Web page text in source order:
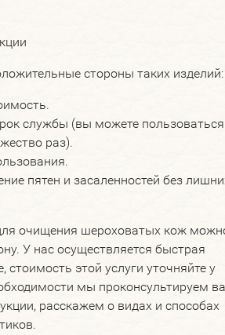
стороны таких изделий:
службы (вы можете пользоваться
раз).
пятен и засаленностей без
очищения шероховатых кож
У нас осуществляется быстрая
стоимость этой услуги уточняйте у
мы проконсультируем
расскажем о видах и способах